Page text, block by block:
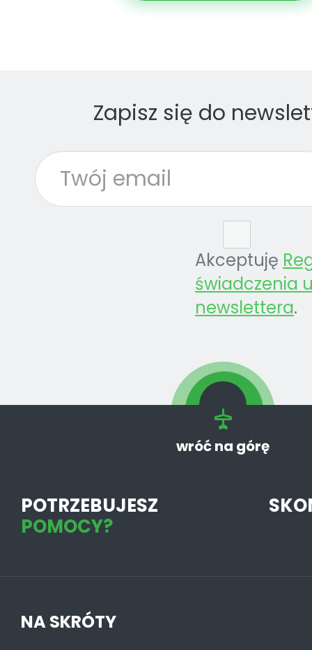
Zapisz się do
Akceptuję
świadczenia
newslettera.
wróć na górę
POTRZEBUJESZ
POMOCY?
NA SKRÓTY